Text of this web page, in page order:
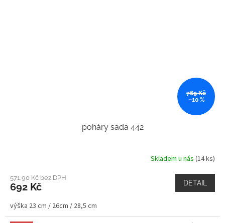
769 Kč
–10 %
poháry sada 442
Skladem u nás (14 ks)
571,90 Kč bez DPH
692 Kč DETAIL
výška 23 cm / 26cm / 28,5 cm